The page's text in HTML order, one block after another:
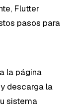
Flutter
pasos para
la página
descarga la
sistema